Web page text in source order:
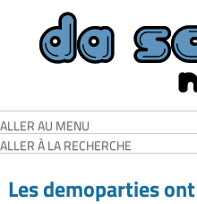
ALLER AU MENU
ALLER À LA RECHERCHE
Les demoparties